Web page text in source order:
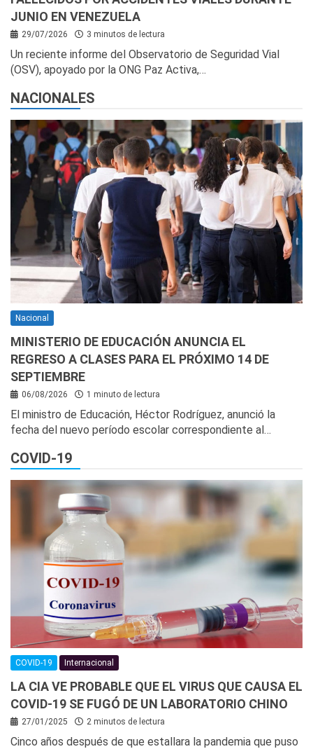
JUNIO EN VENEZUELA
29/07/2026 3 minutos de lectura
Un reciente informe del Observatorio de Seguridad Vial
(OSV), apoyado por la ONG Paz Activa,…
NACIONALES
Nacional
MINISTERIO DE EDUCACIÓN ANUNCIA EL
REGRESO A CLASES PARA EL PRÓXIMO 14 DE
SEPTIEMBRE
06/08/2026 1 minuto de lectura
El ministro de Educación, Héctor Rodríguez, anunció la
fecha del nuevo período escolar correspondiente al…
COVID-19
COVID-19 Internacional
LA CIA VE PROBABLE QUE EL VIRUS QUE CAUSA EL
COVID-19 SE FUGÓ DE UN LABORATORIO CHINO
27/01/2025 2 minutos de lectura
Cinco años después de que estallara la pandemia que puso